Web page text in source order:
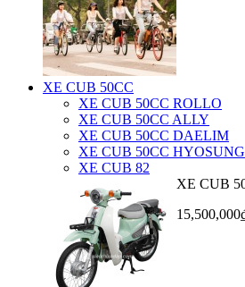
XE CUB 50CC
XE CUB 50CC ROLLO
XE CUB 50CC ALLY
XE CUB 50CC DAELIM
XE CUB 50CC HYOSUNG
XE CUB 82
XE CUB